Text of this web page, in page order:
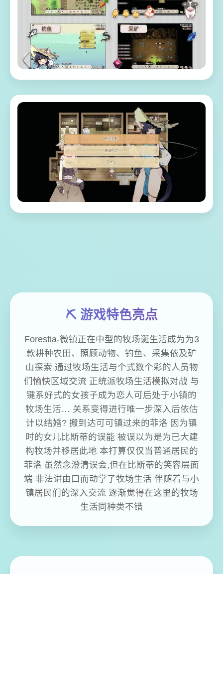
⛏️ 游戏特色亮点
Forestia-微镇正在中型的牧场诞生活成为为3
款耕种农田、照顾动物、钓鱼、采集依及矿
山探索 通过牧场生活与个式数个彩的人员物
们愉快区域交流 正统派牧场生活模拟对战 与
键系好式的女孩子成为恋人可后处于小镇的
牧场生活… 关系变得进行唯一步深入后依估
计以结婚? 搬到达可可镇过来的菲洛 因为镇
时的女儿比斯蒂的误能 被误以为是为已大建
构牧场并移居此地 本打算仅仅当普通居民的
菲洛 虽然念澄清误会,但在比斯蒂的笑容层面
端 非法讲由口而动掌了牧场生活 伴随着与小
镇居民们的深入交流 逐渐觉得在这里的牧场
生活同种类不错